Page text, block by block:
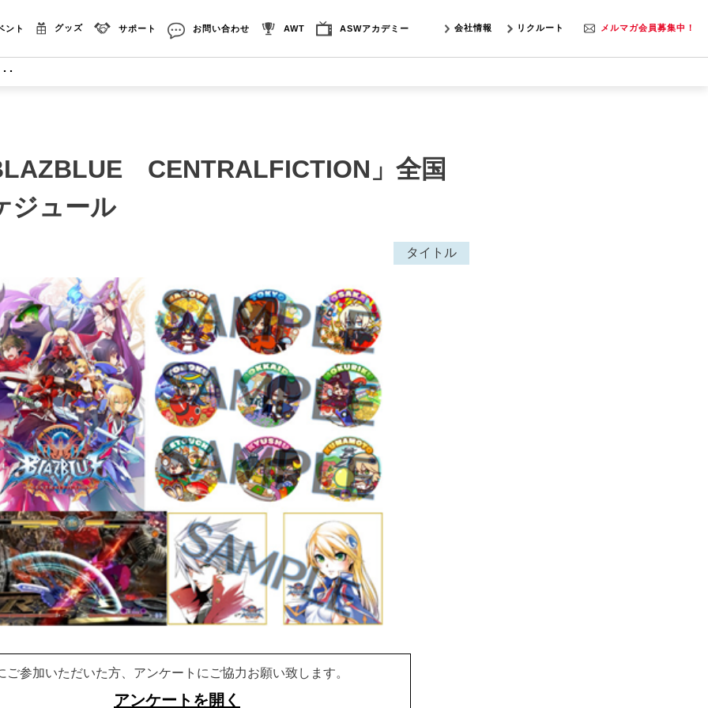
ント グッズ サポート お問い合わせ AWT ASWアカデミー 会社情報 リクルート メルマガ会員募集中！
･
CENTRALFICTION」全国
ジュール
タイトル
ご参加いただいた方、アンケートにご協力お願い致します。
アンケートを開く